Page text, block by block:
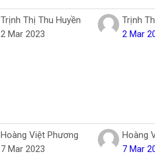
Trịnh Thị Thu Huyền
2 Mar 2023
Trịnh
2 Mar
Hoàng Việt Phương
7 Mar 2023
Hoàng
7 Mar